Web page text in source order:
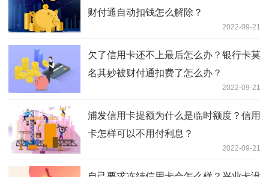
财付通自动扣钱怎么解除？
2022-09-21
欠了信用卡还不上最后怎么办？银行卡莫
名其妙被财付通扣费了怎么办？
2022-09-21
浦发信用卡提额为什么是临时额度？信用
卡怎样可以不用付利息？
2022-09-21